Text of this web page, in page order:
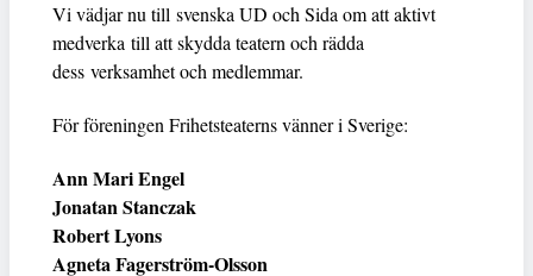
Vi vädjar nu till svenska UD och Sida om att aktivt
medverka till att skydda teatern och rädda
dess verksamhet och medlemmar.
För föreningen Frihetsteaterns vänner i Sverige:
Ann Mari Engel
Jonatan Stanczak
Robert Lyons
Agneta Fagerström-Olsson